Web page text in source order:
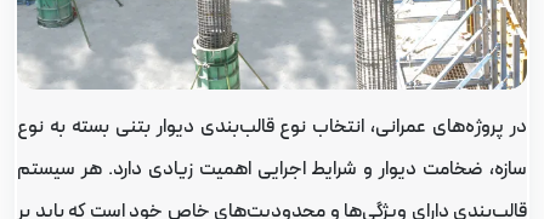
پروژه‌های عمرانی، انتخاب نوع قالب‌بندی دیوار بتنی بسته به نوع
ضخامت دیوار و شرایط اجرایی اهمیت زیادی دارد. هر سیستم
دارای ویژگی‌ها و محدودیت‌های خاص خود است که باید بر